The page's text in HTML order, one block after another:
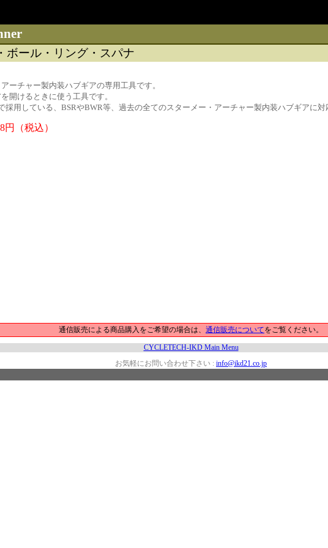
ボール・リング・スパナ
ーチャー製内装ハブギアの専用工具です。
開けるときに使う工具です。
採用している、BSRやBWR等、過去の全てのスターメー・アーチャー製内装ハブギアに対
円（税込）
通信販売による商品購入をご希望の場合は、 通信販売についてをご覧ください。
CYCLETECH-IKD Main Menu
お気軽にお問い合わせ下さい : info@ikd21.co.jp